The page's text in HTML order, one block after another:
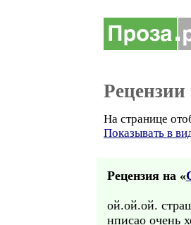
Рецензии
На странице
Показывать в
Рецензия на «
ой.ой.ой.
нписао очень